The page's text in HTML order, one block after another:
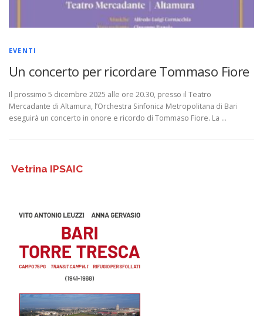
EVENTI
Un concerto per ricordare Tommaso Fiore
Il prossimo 5 dicembre 2025 alle ore 20.30, presso il Teatro
Mercadante di Altamura, l’Orchestra Sinfonica Metropolitana di Bari
eseguirà un concerto in onore e ricordo di Tommaso Fiore. La …
Vetrina IPSAIC